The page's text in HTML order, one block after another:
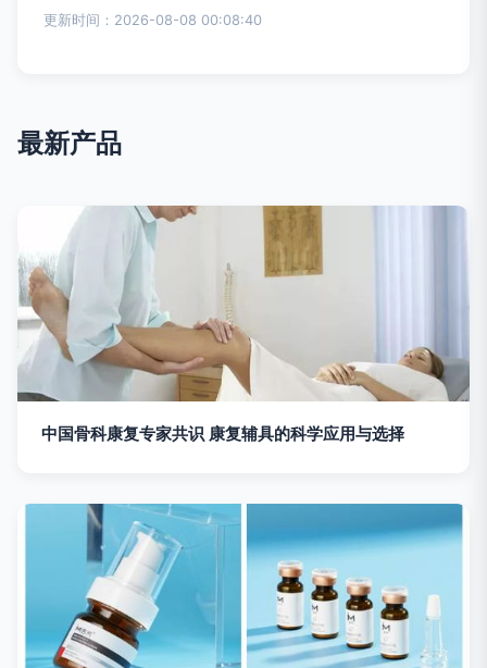
更新时间：2026-08-08 00:08:40
最新产品
中国骨科康复专家共识 康复辅具的科学应用与选择